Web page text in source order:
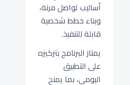
أساليب تواصل مرنة،
وبناء خطط شخصية
قابلة للتنفيذ.
يمتاز البرنامج بتركيزه
على التطبيق
اليومي، بما يمنح